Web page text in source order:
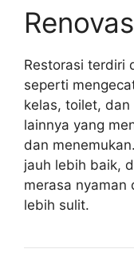
Restorasi terdiri
seperti
kelas, toilet,
lainnya yang
dan
jauh lebih baik,
merasa
lebih sulit.